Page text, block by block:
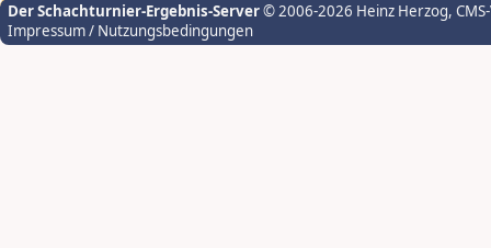
Der Schachturnier-Ergebnis-Server© 2006-2026 Heinz Herzog,
Impressum / Nutzungsbedingungen